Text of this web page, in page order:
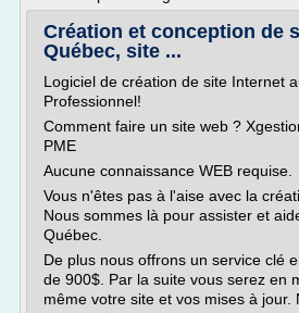
Création et conception de
Québec, site ...
Logiciel de création de site Internet
Professionnel!
Comment faire un site web ?
PME
Aucune connaissance WEB requise.
Vous n'êtes pas à l'aise avec la
Nous sommes là pour assister et
Québec.
De plus nous offrons un service clé
de 900$. Par la suite vous serez en
même votre site et vos mises à jour.